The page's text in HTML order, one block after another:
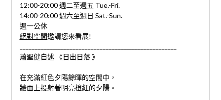
12:00-20:00 週二至週五 Tue.-Fri.
14:00-20:00 週六至週日 Sat.-Sun.
週一公休
絕對空間邀請您來看展!
蕭聖健自述 《日出日落 》
在充滿紅色夕陽餘暉的空間中，
牆面上投射著明亮橙紅的夕陽。